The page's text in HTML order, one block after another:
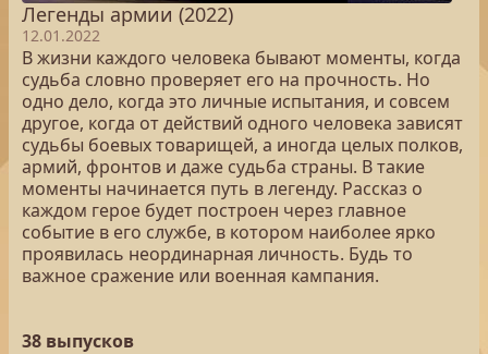
Легенды армии (2022)
12.01.2022
В жизни каждого человека бывают моменты, когда
судьба словно проверяет его на прочность. Но
одно дело, когда это личные испытания, и совсем
другое, когда от действий одного человека зависят
судьбы боевых товарищей, а иногда целых полков,
армий, фронтов и даже судьба страны. В такие
моменты начинается путь в легенду. Рассказ о
каждом герое будет построен через главное
событие в его службе, в котором наиболее ярко
проявилась неординарная личность. Будь то
важное сражение или военная кампания.
38 выпусков